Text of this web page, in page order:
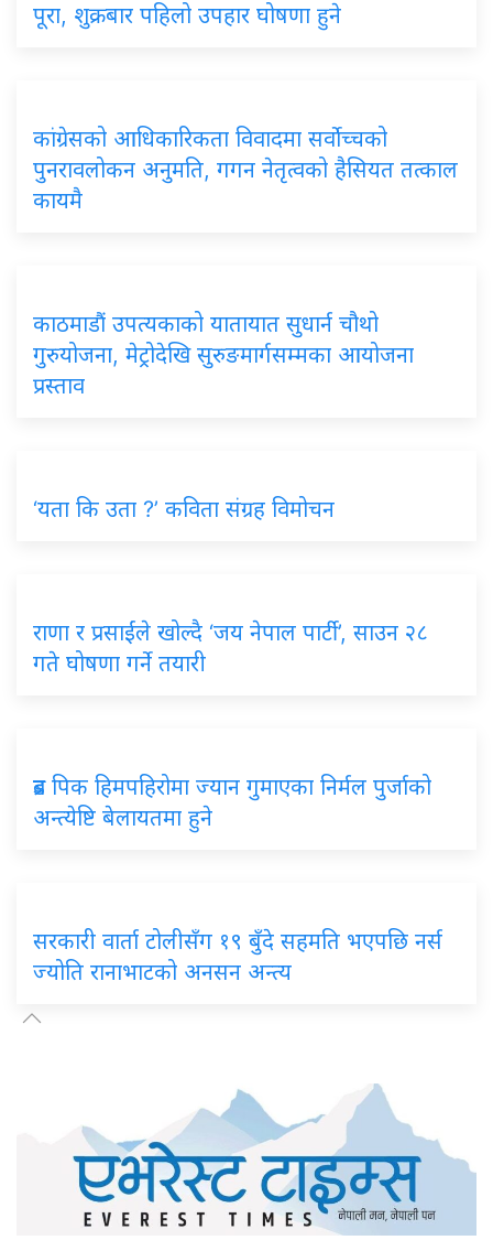
पूरा, शुक्रबार पहिलो उपहार घोषणा हुने
कांग्रेसको आधिकारिकता विवादमा सर्वोच्चको
पुनरावलोकन अनुमति, गगन नेतृत्वको हैसियत तत्काल
कायमै
काठमाडौं उपत्यकाको यातायात सुधार्न चौथो
गुरुयोजना, मेट्रोदेखि सुरुङमार्गसम्मका आयोजना
प्रस्ताव
‘यता कि उता ?’ कविता संग्रह विमोचन
राणा र प्रसाईंले खोल्दै ‘जय नेपाल पार्टी’, साउन २८
गते घोषणा गर्ने तयारी
ब्रड पिक हिमपहिरोमा ज्यान गुमाएका निर्मल पुर्जाको
अन्त्येष्टि बेलायतमा हुने
सरकारी वार्ता टोलीसँग १९ बुँदे सहमति भएपछि नर्स
ज्योति रानाभाटको अनसन अन्त्य